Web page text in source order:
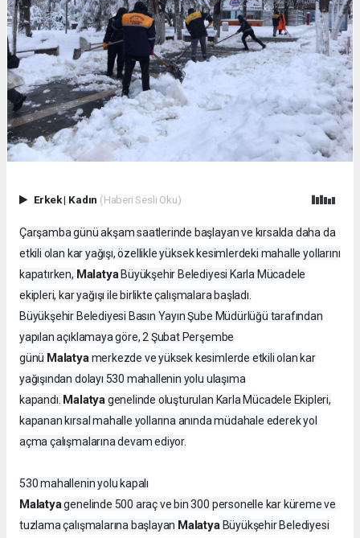
Erkek| Kadın (Haberi Sesli Oku)
Çarşamba günü akşam saatlerinde başlayan ve kırsalda daha da
etkili olan kar yağışı, özellikle yüksek kesimlerdeki mahalle yollarını
kapatırken, Malatya Büyükşehir Belediyesi Karla Mücadele
ekipleri, kar yağışı ile birlikte çalışmalara başladı.
Büyükşehir Belediyesi Basın Yayın Şube Müdürlüğü tarafından
yapılan açıklamaya göre, 2 Şubat Perşembe
günü Malatyamerkezde ve yüksek kesimlerde etkili olan kar
yağışından dolayı 530 mahallenin yolu ulaşıma
kapandı. Malatyagenelinde oluşturulan Karla Mücadele Ekipleri,
kapanan kırsal mahalle yollarına anında müdahale ederek yol
açma çalışmalarına devam ediyor.
530 mahallenin yolu kapalı
Malatyagenelinde 500 araç ve bin 300 personelle kar küreme ve
tuzlama çalışmalarına başlayan MalatyaBüyükşehir Belediyesi